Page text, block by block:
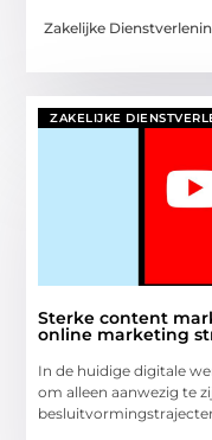
Zakelijke
ZAKELIJKE
Sterke content
online marketing
In de huidige digitale
om alleen aanwezig te